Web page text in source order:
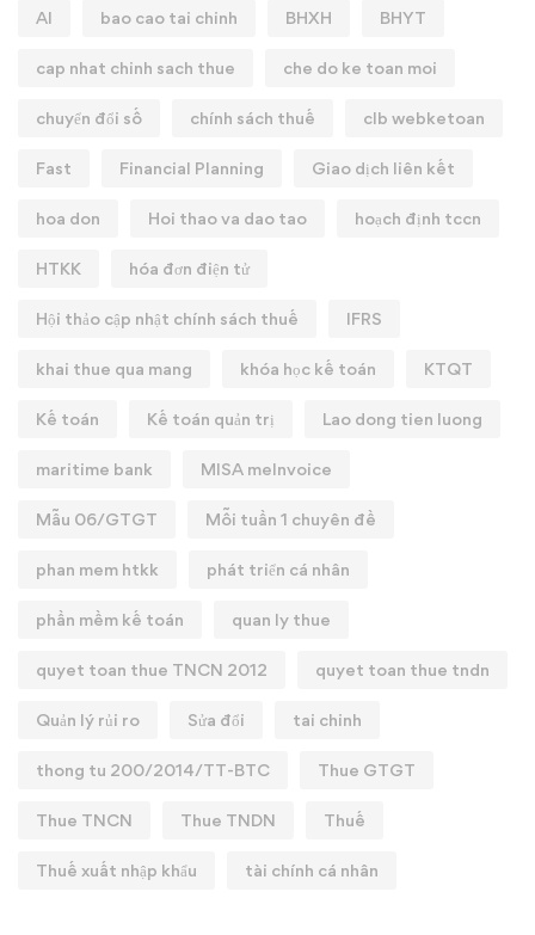
AI bao cao tai chinh BHXH BHYT
cap nhat chinh sach thue che do ke toan moi
chuyển đổi số chính sách thuế clb webketoan
Fast Financial Planning Giao dịch liên kết
hoa don Hoi thao va dao tao hoạch định tccn
HTKK hóa đơn điện tử
Hội thảo cập nhật chính sách thuế IFRS
khai thue qua mang khóa học kế toán KTQT
Kế toán Kế toán quản trị Lao dong tien luong
maritime bank MISA meInvoice
Mẫu 06/GTGT Mỗi tuần 1 chuyên đề
phan mem htkk phát triển cá nhân
phần mềm kế toán quan ly thue
quyet toan thue TNCN 2012 quyet toan thue tndn
Quản lý rủi ro Sửa đổi tai chinh
thong tu 200/2014/TT-BTC Thue GTGT
Thue TNCN Thue TNDN Thuế
Thuế xuất nhập khẩu tài chính cá nhân